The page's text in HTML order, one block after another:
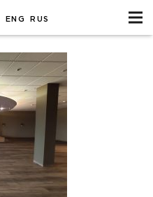
ENG RUS